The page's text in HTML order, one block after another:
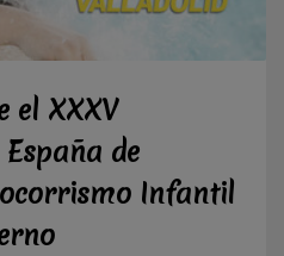
el XXXV
de
Infantil